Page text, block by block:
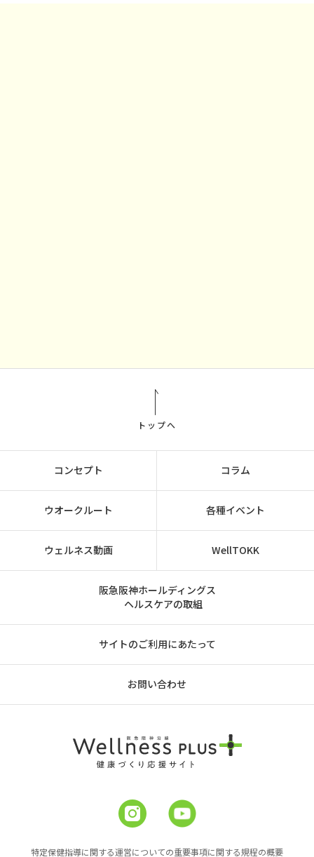
トップへ
コンセプト コラム
ウオークルート 各種イベント
ウェルネス動画 WellTOKK
阪急阪神ホールディングス
ヘルスケアの取組
サイトのご利用にあたって
お問い合わせ
特定保健指導に関する運営についての重要事項に関する規程の概要